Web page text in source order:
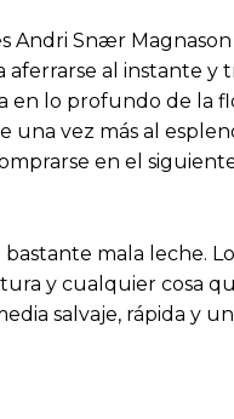
Andri Snær
al instante
en lo profundo de la
vez más al
en el
mala leche.
y cualquier cosa
salvaje, rápida y